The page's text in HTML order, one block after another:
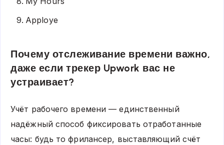
Apploye
Почему отслеживание времени важно,
даже если трекер Upwork вас не
устраивает?
Учёт рабочего времени — единственный
надёжный способ фиксировать отработанные
часы: будь то фрилансер, выставляющий счёт